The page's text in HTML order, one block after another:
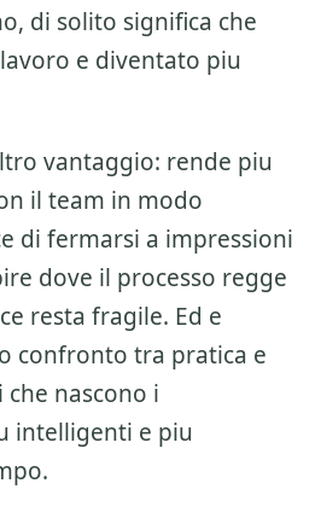
di solito significa che
e diventato piu
vantaggio: rende piu
il team in modo
di fermarsi a impressioni
dove il processo regge
resta fragile. Ed e
confronto tra pratica e
nascono i
intelligenti e piu